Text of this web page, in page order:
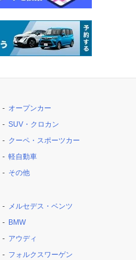
オープンカー
SUV・クロカン
クーペ・スポーツカー
軽自動車
その他
メルセデス・ベンツ
BMW
アウディ
フォルクスワーゲン